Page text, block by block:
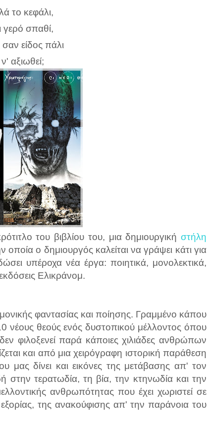
το κεφάλι,
γερό σπαθί,
είδος πάλι
αξιωθεί;
του βιβλίου του, μια δημιουργική στήλη
ο δημιουργός καλείται να γράψει κάτι για
υπέροχα νέα έργα: ποιητικά, μονολεκτικά,
Ελικράνομ.
φαντασίας και ποίησης. Γραμμένο κάπου
νέους θεούς ενός δυστοπικού μέλλοντος όπου
φιλοξενεί παρά κάποιες χιλιάδες ανθρώπων
και από μια χειρόγραφη ιστορική παράθεση
δίνει και εικόνες της μετάβασης απ' τον
τερατωδία, τη βία, την κτηνωδία και την
ανθρωπότητας που έχει χωριστεί σε
της ανακούφισης απ' την παράνοια του